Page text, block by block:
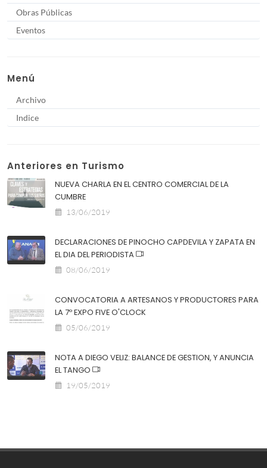
Obras Públicas
Eventos
Menú
Archivo
Indice
Anteriores en Turismo
NUEVA CHARLA EN EL CENTRO COMERCIAL DE LA
CUMBRE
13/06/2019
DECLARACIONES DE PINOCHO CAPDEVILA Y ZAPATA EN
EL DIA DEL PERIODISTA
08/06/2019
CONVOCATORIA A ARTESANOS Y PRODUCTORES PARA
LA 7º EXPO FIVE O'CLOCK
05/06/2019
NOTA A DIEGO VELIZ: BALANCE DE GESTION, Y ANUNCIA
EL TANGO
19/05/2019